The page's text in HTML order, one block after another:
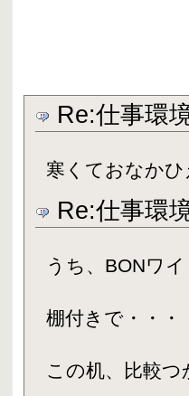
Re:仕事環
寒くておなか
Re:仕事環
うち、BONワ
棚付きで・・・
この机、比較